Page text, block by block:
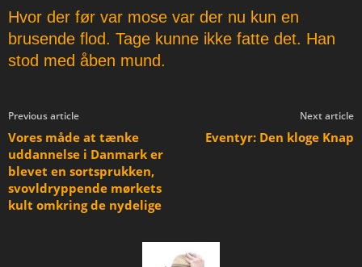
Hvor der før var mose var der nu kun en
brusende flod. Tage kunne ikke fatte det. Han
stod med åben mund.
Previous article
Vores måde at tænke
uddannelse i Danmark er
blevet en sortsprukken,
svovldryppende mørkets
kult omkring de nydelige
Next article
Eventyr: Den kloge Knap